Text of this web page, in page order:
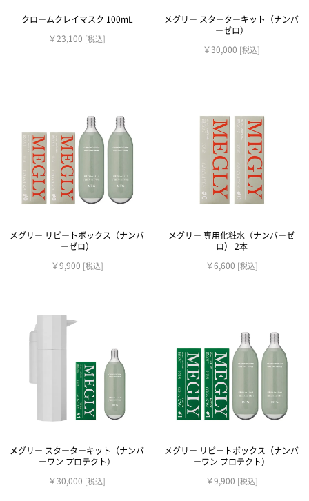
クロームクレイマスク 100mL
￥23,100 [税込]
メグリー スターターキット（ナンバ
ーゼロ）
￥30,000 [税込]
メグリー リピートボックス（ナンバ
ーゼロ）
￥9,900 [税込]
メグリー 専用化粧水（ナンバーゼ
ロ） 2本
￥6,600 [税込]
メグリー スターターキット（ナンバ
ーワン プロテクト）
￥30,000 [税込]
メグリー リピートボックス（ナンバ
ーワン プロテクト）
￥9,900 [税込]